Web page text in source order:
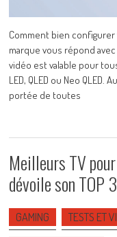
Comment bien configurer
marque vous répond
vidéo est valable pour
LED, QLED ou Neo
portée de toutes
Meilleurs TV
dévoile son TOP
GAMING TESTS ET